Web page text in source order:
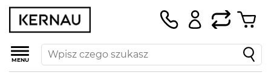
MENU